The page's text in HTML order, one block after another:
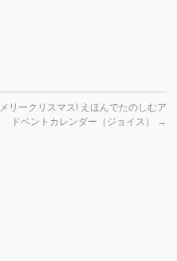
メリークリスマス! えほんでたのしむア
ドベントカレンダー（ジョイス）
→